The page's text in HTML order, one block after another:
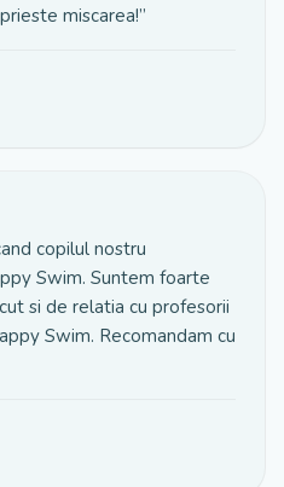
miscarea!”
copilul nostru
Swim. Suntem foarte
si de relatia cu profesorii
Swim. Recomandam cu